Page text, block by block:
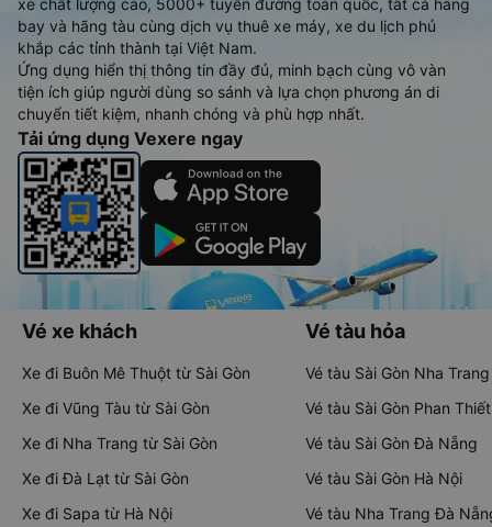
xe chất lượng cao, 5000+ tuyến đường toàn quốc, tất cả hãng
bay và hãng tàu cùng dịch vụ thuê xe máy, xe du lịch phủ
khắp các tỉnh thành tại Việt Nam.
Ứng dụng hiển thị thông tin đầy đủ, minh bạch cùng vô vàn
tiện ích giúp người dùng so sánh và lựa chọn phương án di
chuyển tiết kiệm, nhanh chóng và phù hợp nhất.
Tải ứng dụng Vexere ngay
Vé xe khách
Xe đi Buôn Mê Thuột từ Sài Gòn
Xe đi Vũng Tàu từ Sài Gòn
Xe đi Nha Trang từ Sài Gòn
Xe đi Đà Lạt từ Sài Gòn
Xe đi Sapa từ Hà Nội
Vé tàu hỏa
Vé tàu Sài Gòn Nha Trang
Vé tàu Sài Gòn Phan Thiết
Vé tàu Sài Gòn Đà Nẵng
Vé tàu Sài Gòn Hà Nội
Vé tàu Nha Trang Đà